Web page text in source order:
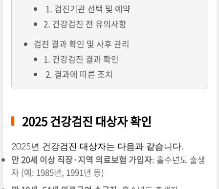
1. 검진기관 선택 및 예약
2. 건강검진 전 유의사항
검진 결과 확인 및 사후 관리
1. 건강검진 결과 확인
2. 결과에 따른 조치
2025 건강검진 대상자 확인
2025년 건강검진 대상자는 다음과 같습니다.
만 20세 이상 직장·지역 의료보험 가입자: 홀수년도 출생
자 (예: 1985년, 1991년 등)